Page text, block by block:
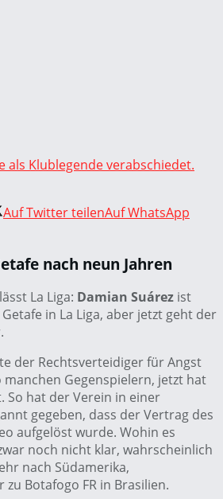
als Klublegende verabschiedet.
Auf Twitter teilenAuf WhatsApp
nach neun Jahren
La Liga: Damian Suárez ist
in La Liga, aber jetzt geht der
der Rechtsverteidiger für Angst
manchen Gegenspielern, jetzt hat
So hat der Verein in einer
gegeben, dass der Vertrag des
aufgelöst wurde. Wohin es
noch nicht klar, wahrscheinlich
nach Südamerika,
Botafogo FR in Brasilien.